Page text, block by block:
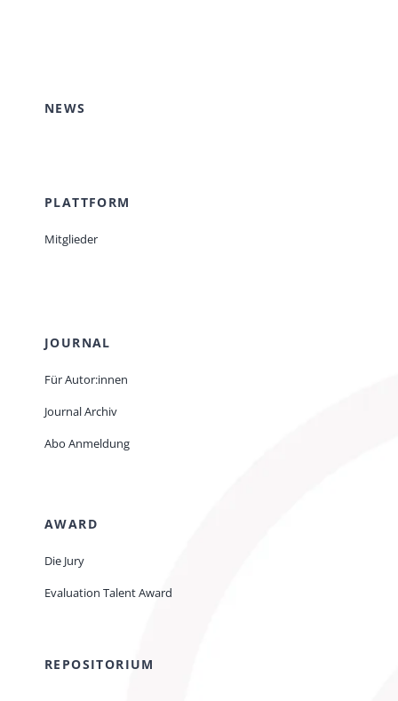
NEWS
PLATTFORM
Mitglieder
JOURNAL
Für Autor:innen
Journal Archiv
Abo Anmeldung
AWARD
Die Jury
Evaluation Talent Award
REPOSITORIUM